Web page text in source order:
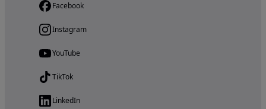
Facebook
Instagram
YouTube
TikTok
LinkedIn